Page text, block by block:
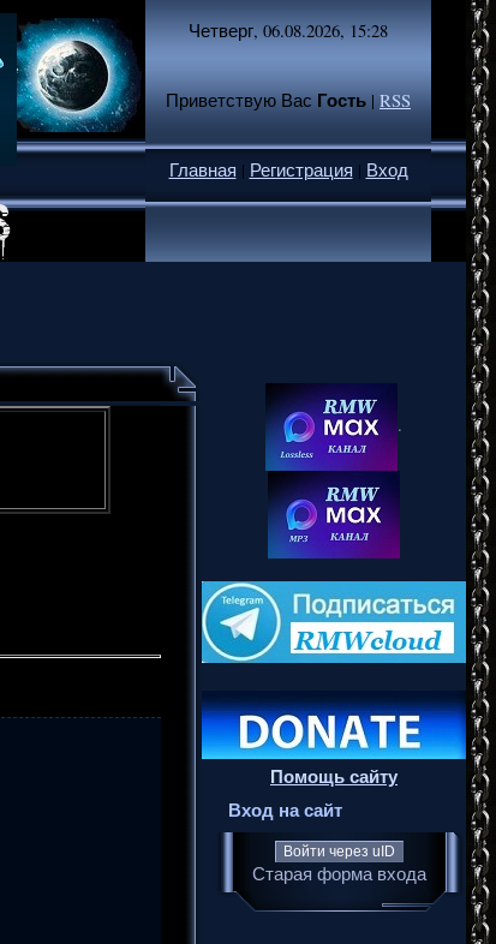
Четверг, 06.08.2026, 15:28
Приветствую Вас Гость|RSS
Главная | Регистрация | Вход
.
Помощь сайту
Вход на сайт
Войти через uID
Старая форма входа